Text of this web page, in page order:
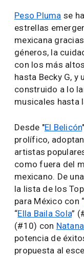
Peso Pluma se
estrellas
mexicana
géneros, la
con los más
hasta Becky G, y
construido a lo
musicales hasta
Desde "El Belicón
prolífico,
artistas
como fuera del
mexicano. De
la lista de los
para México con “
“Ella Baila Sola”
(#10) con
potencia de
propuesta al